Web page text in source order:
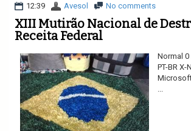
12:39 Avesol No comments
XIII Mutirão Nacional de
Receita Federal
Normal
PT-BR X-